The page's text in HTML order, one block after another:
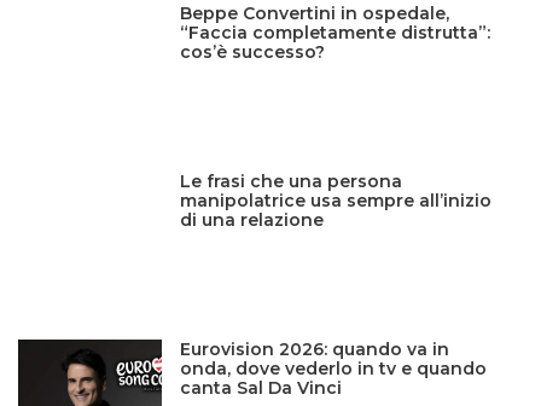
Beppe Convertini in ospedale,
“Faccia completamente distrutta”:
cos’è successo?
Le frasi che una persona
manipolatrice usa sempre all’inizio
di una relazione
Eurovision 2026: quando va in
onda, dove vederlo in tv e quando
canta Sal Da Vinci